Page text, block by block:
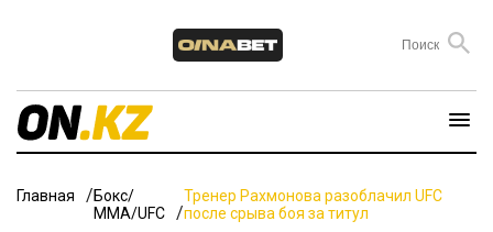
Главная
Бокс/
ММА/UFC
Тренер Рахмонова разоблачил UFC
после срыва боя за титул